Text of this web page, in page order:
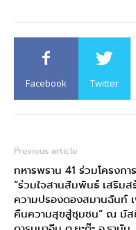
Facebook Twitter
Previous article
ทหารพราน 41 ร่วมโครงการ
“ร่วมใจสานสัมพันธ์ เสริมส
ความปรองดองสมานฉันท์
คืนความสุขสู่ชุมชน” ณ มั